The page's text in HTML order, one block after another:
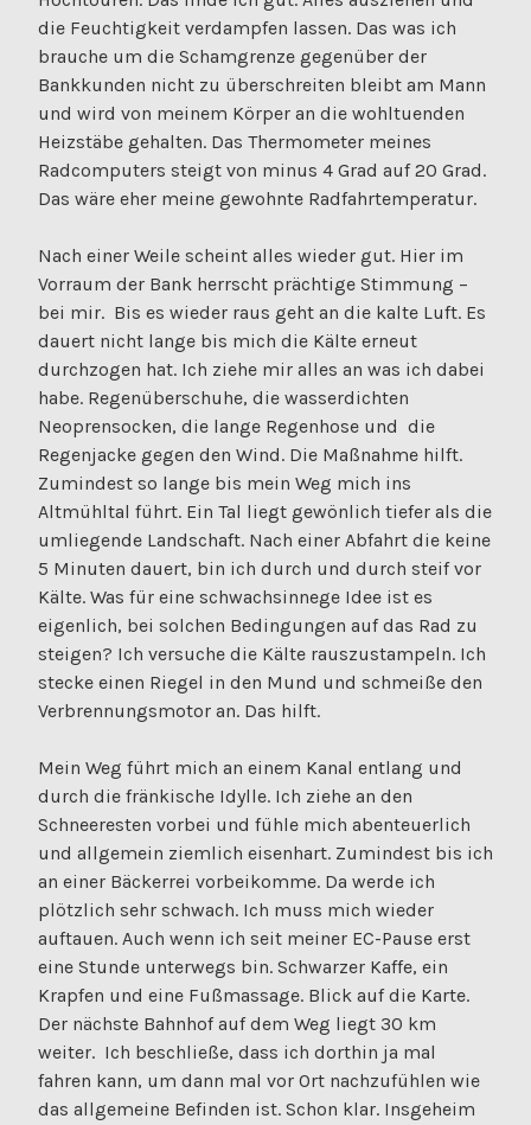
die Feuchtigkeit verdampfen lassen. Das was ich
brauche um die Schamgrenze gegenüber der
Bankkunden nicht zu überschreiten bleibt am Mann
und wird von meinem Körper an die wohltuenden
Heizstäbe gehalten. Das Thermometer meines
Radcomputers steigt von minus 4 Grad auf 20 Grad.
Das wäre eher meine gewohnte Radfahrtemperatur.
Nach einer Weile scheint alles wieder gut. Hier im
Vorraum der Bank herrscht prächtige Stimmung –
bei mir. Bis es wieder raus geht an die kalte Luft. Es
dauert nicht lange bis mich die Kälte erneut
durchzogen hat. Ich ziehe mir alles an was ich dabei
habe. Regenüberschuhe, die wasserdichten
Neoprensocken, die lange Regenhose und die
Regenjacke gegen den Wind. Die Maßnahme hilft.
Zumindest so lange bis mein Weg mich ins
Altmühltal führt. Ein Tal liegt gewönlich tiefer als die
umliegende Landschaft. Nach einer Abfahrt die keine
5 Minuten dauert, bin ich durch und durch steif vor
Kälte. Was für eine schwachsinnege Idee ist es
eigenlich, bei solchen Bedingungen auf das Rad zu
steigen? Ich versuche die Kälte rauszustampeln. Ich
stecke einen Riegel in den Mund und schmeiße den
Verbrennungsmotor an. Das hilft.
Mein Weg führt mich an einem Kanal entlang und
durch die fränkische Idylle. Ich ziehe an den
Schneeresten vorbei und fühle mich abenteuerlich
und allgemein ziemlich eisenhart. Zumindest bis ich
an einer Bäckerrei vorbeikomme. Da werde ich
plötzlich sehr schwach. Ich muss mich wieder
auftauen. Auch wenn ich seit meiner EC-Pause erst
eine Stunde unterwegs bin. Schwarzer Kaffe, ein
Krapfen und eine Fußmassage. Blick auf die Karte.
Der nächste Bahnhof auf dem Weg liegt 30 km
weiter. Ich beschließe, dass ich dorthin ja mal
fahren kann, um dann mal vor Ort nachzufühlen wie
das allgemeine Befinden ist. Schon klar. Insgeheim